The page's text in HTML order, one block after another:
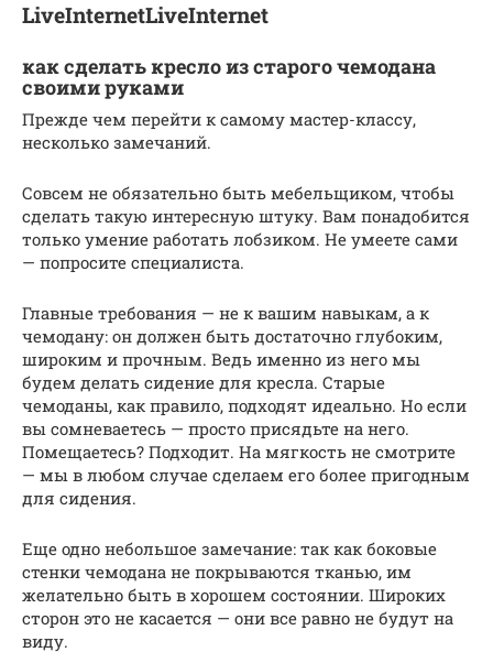
LiveInternetLiveInternet
как сделать кресло из старого чемодана
своими руками
Прежде чем перейти к самому мастер-классу,
несколько замечаний.
Совсем не обязательно быть мебельщиком, чтобы
сделать такую интересную штуку. Вам понадобится
только умение работать лобзиком. Не умеете сами
— попросите специалиста.
Главные требования — не к вашим навыкам, а к
чемодану: он должен быть достаточно глубоким,
широким и прочным. Ведь именно из него мы
будем делать сидение для кресла. Старые
чемоданы, как правило, подходят идеально. Но если
вы сомневаетесь — просто присядьте на него.
Помещаетесь? Подходит. На мягкость не смотрите
— мы в любом случае сделаем его более пригодным
для сидения.
Еще одно небольшое замечание: так как боковые
стенки чемодана не покрываются тканью, им
желательно быть в хорошем состоянии. Широких
сторон это не касается — они все равно не будут на
виду.